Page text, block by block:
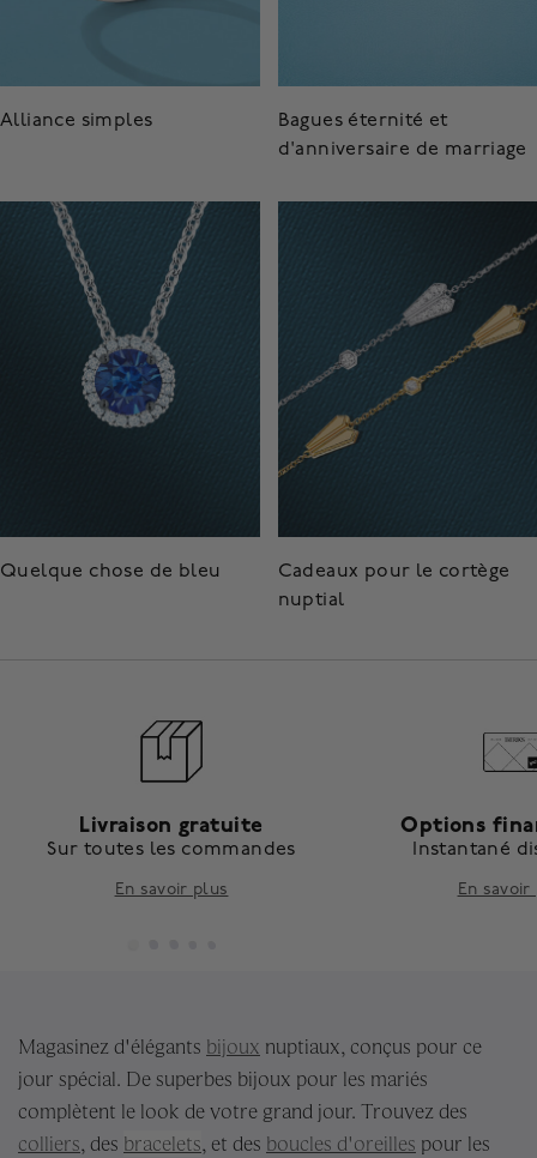
Alliance simples
Bagues éternité et
d'anniversaire de marriage
Quelque chose de bleu
Cadeaux pour le cortège
nuptial
Livraison gratuite
Sur toutes les commandes
En savoir plus
Options
Instantané
En
Magasinez d'élégants bijoux nuptiaux, conçus pour ce
jour spécial. De superbes bijoux pour les mariés
complètent le look de votre grand jour. Trouvez des
colliers, des bracelets, et des boucles d'oreilles pour les